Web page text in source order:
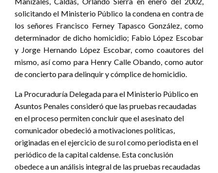
solicitando el Ministerio Público la condena en contra de
los señores Francisco Ferney Tapasco González, como
determinador de dicho homicidio; Fabio López Escobar
y Jorge Hernando López Escobar, como coautores del
mismo, así como para Henry Calle Obando, como autor
de concierto para delinquir y cómplice de homicidio.
La Procuraduría Delegada para el Ministerio Público en
Asuntos Penales consideró que las pruebas recaudadas
en el proceso permiten concluir que el asesinato del
comunicador obedeció a motivaciones políticas,
originadas en el ejercicio de su rol como periodista en el
periódico de la capital caldense. Esta conclusión
obedece a un análisis integral de las pruebas recaudadas